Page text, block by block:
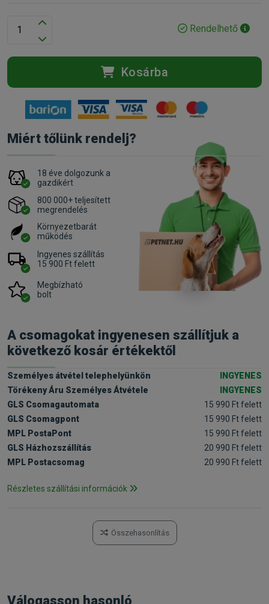
Rendelhető
Kosárba
Miért tőlünk rendelj?
18 éve dolgozunk a
gazdikért
800 000+ teljesített
megrendelés
Környezetbarát
működés
Ingyenes szállítás
15 900 Ft felett
Megbízható
bolt
A csomagokat ingyenesen szállítjuk a
következő kosár értékektől
Személyes átvétel telephelyünkön
INGYENES
Törékeny Áru Személyes Átvétele
INGYENES
GLS Csomagautomata
15 990 Ft felett
GLS Csomagpont
15 990 Ft felett
MPL PostaPont
15 990 Ft felett
GLS Házhozszállítás
20 990 Ft felett
MPL Postacsomag
20 990 Ft felett
Részletes szállítási információk
Összehasonlítás
Válogasson hasonló